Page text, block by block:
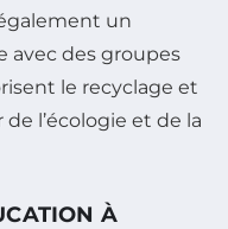
un
avec des groupes
le recyclage et
l’écologie et de la
À